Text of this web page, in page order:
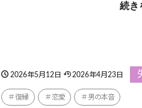
続き
2026年5月12日 2026年4月23日
復縁 恋愛 男の本音